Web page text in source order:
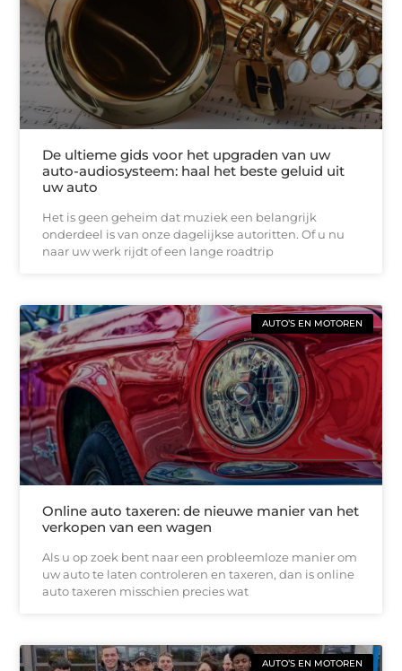
De ultieme gids voor het upgraden van uw
auto-audiosysteem: haal het beste geluid uit
uw auto
Het is geen geheim dat muziek een belangrijk
onderdeel is van onze dagelijkse autoritten. Of u nu
naar uw werk rijdt of een lange roadtrip
AUTO’S EN MOTOREN
Online auto taxeren: de nieuwe manier van het
verkopen van een wagen
Als u op zoek bent naar een probleemloze manier om
uw auto te laten controleren en taxeren, dan is online
auto taxeren misschien precies wat
AUTO’S EN MOTOREN